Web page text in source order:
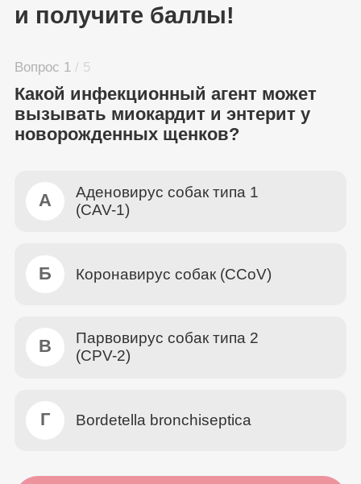
и получите баллы!
Вопрос 1 / 5
Какой инфекционный агент может
вызывать миокардит и энтерит у
новорожденных щенков?
А
Аденовирус собак типа 1
(CAV-1)
Б Коронавирус собак (CCoV)
В
Парвовирус собак типа 2
(CPV-2)
Г Bordetella bronchiseptica